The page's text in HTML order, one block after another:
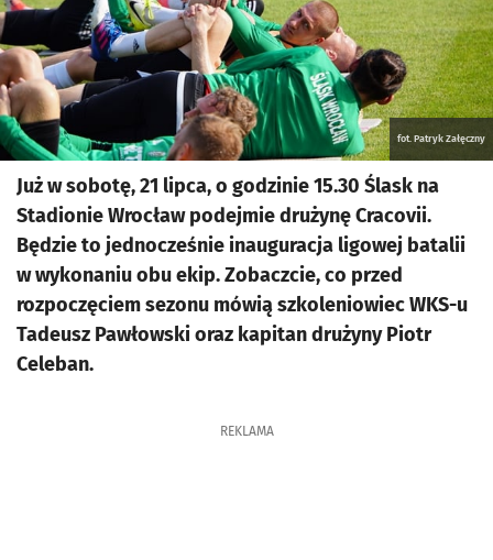
fot. Patryk Załęczny
Już w sobotę, 21 lipca, o godzinie 15.30 Ślask na
Stadionie Wrocław podejmie drużynę Cracovii.
Będzie to jednocześnie inauguracja ligowej batalii
w wykonaniu obu ekip. Zobaczcie, co przed
rozpoczęciem sezonu mówią szkoleniowiec WKS-u
Tadeusz Pawłowski oraz kapitan drużyny Piotr
Celeban.
REKLAMA